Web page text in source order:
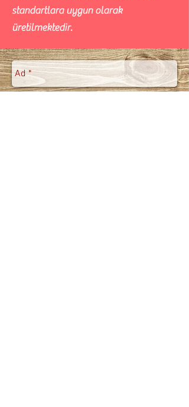
standartlara uygun olarak
üretilmektedir.